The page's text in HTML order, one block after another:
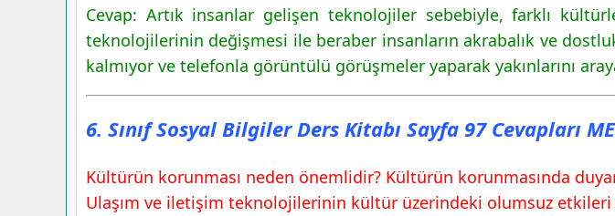
Cevap: Artık insanlar gelişen teknolojiler sebebiyle, farklı
teknolojilerinin değişmesi ile beraber insanların akrabalık ve
kalmıyor ve telefonla görüntülü görüşmeler yaparak yakınlarını
6. Sınıf Sosyal Bilgiler Ders Kitabı Sayfa 97 Cevapları
Kültürün korunması neden önemlidir? Kültürün korunmasında
Ulaşım ve iletişim teknolojilerinin kültür üzerindeki olumsuz etkileri